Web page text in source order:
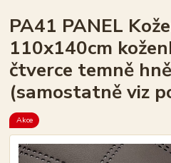
PA41 PANEL
110x140cm
čtverce temně
(samostatně viz
Akce